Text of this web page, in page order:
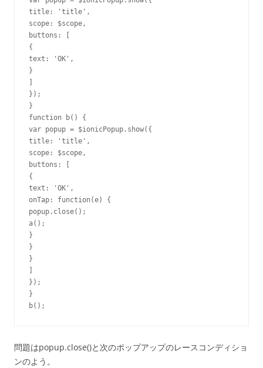
title:
'title' ,
scope: $scope,
buttons:
[
{
text:
'OK'
}
]
}
}
function b() {
var popup = $ionicPopup.show( {
title:
'title' ,
scope: $scope,
buttons:
[
{
text:
'OK' ,
onTap: function(e) {
popup.close();
}
}
}
]
}
}
問題はpopup.close()と次のポップアップのレースコンディショ
ンのよう。